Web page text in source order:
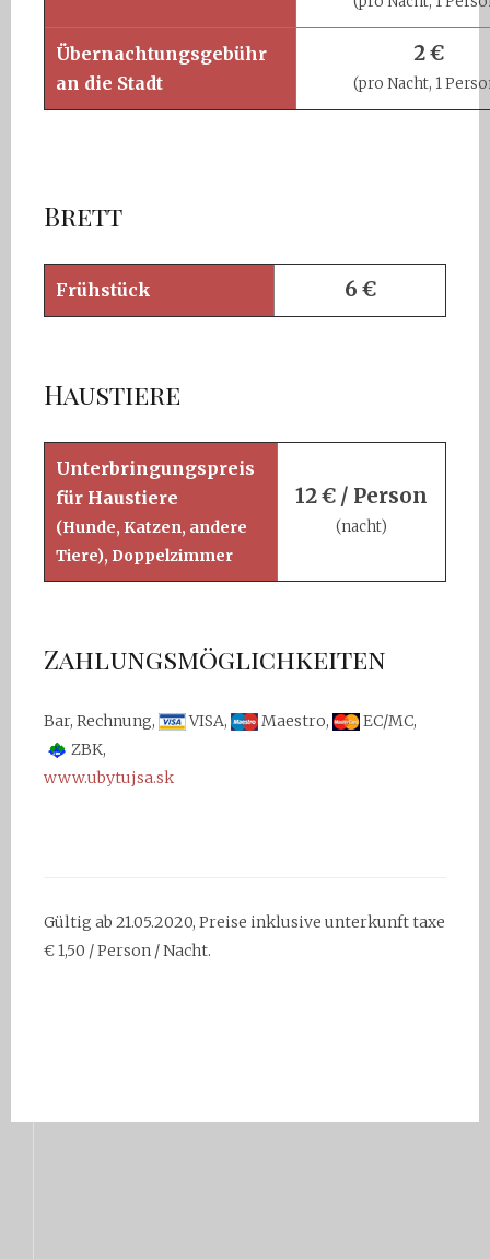
Übernachtungsgebühr
an die Stadt
2 €
(pro Nacht, 1
Brett
Frühstück 6 €
Haustiere
Unterbringungspreis
für Haustiere
(Hunde, Katzen, andere
Tiere), Doppelzimmer
12 € / Person
(nacht)
Zahlungsmöglichkeiten
Bar, Rechnung, VISA, Maestro,
EC/MC,
ZBK,
www.ubytujsa.sk
Gültig ab 21.05.2020, Preise inklusive unterkunft taxe
€ 1,50 / Person / Nacht.